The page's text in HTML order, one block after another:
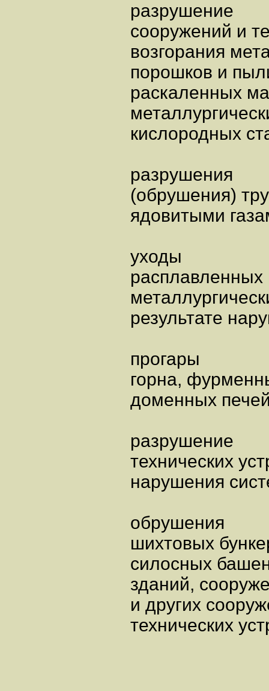
разрушение
сооружений и
возгорания
порошков и
раскаленных
кислородных
разрушения
(обрушения)
ядовитыми
уходы
результате
прогары
горна,
доменных
разрушение
технических
нарушения
обрушения
шихтовых
силосных
зданий,
и других
технических